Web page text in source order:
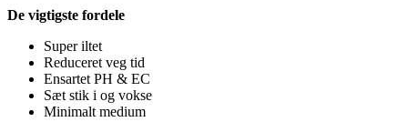
De vigtigste fordele
Super iltet
Reduceret veg tid
Ensartet PH & EC
Sæt stik i og vokse
Minimalt medium